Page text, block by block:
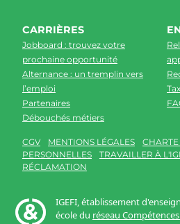
CARRIÈRES
Jobboard : trouvez votre
prochaine opportunité
Alternance : un tremplin vers
l’emploi
Partenaires
Débouchés métiers
CGV MENTIONS LÉGALES
PERSONNELLES
TRAVAILLER À
RÉCLAMATION